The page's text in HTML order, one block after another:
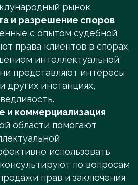
рынок.
и разрешение споров
с опытом судебной
права клиентов в спорах,
интеллектуальной
представляют интересы
других инстанциях,
и коммерциализация
области помогают
использовать
по вопросам
прав и заключения